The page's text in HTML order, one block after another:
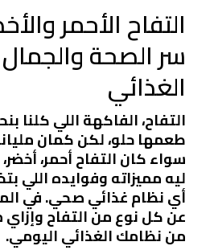
التفاح الأحمر
سر الصحة
الغذائي
التفاح، الفاكهة اللي كلنا
طعمها حلو، لكن كمان
سواء كان التفاح أحمر،
ليه مميزاته وفوايده اللي
أي نظام غذائي صحي. في
عن كل نوع من التفاح
من نظامك الغذائي اليومي.